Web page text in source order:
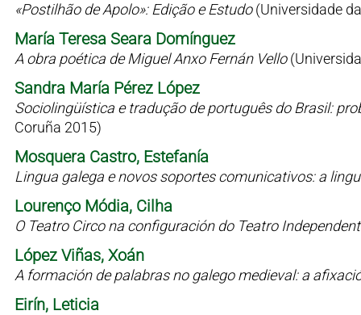
«Postilhão de Apolo»: Edição e Estudo(Universidade
María Teresa Seara Domínguez
A obra poética de Miguel Anxo Fernán Vello
Sandra María Pérez López
Sociolingüística e tradução de português do Brasil:
Coruña 2015)
Mosquera Castro, Estefanía
Lingua galega e novos soportes comunicativos: a
Lourenço Módia, Cilha
O Teatro Circo na configuración do Teatro
López Viñas, Xoán
A formación de palabras no galego medieval: a
Eirín, Leticia